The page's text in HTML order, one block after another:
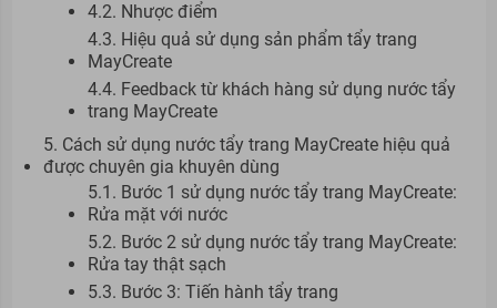
4.2. Nhược điểm
4.3. Hiệu quả sử dụng sản phẩm tẩy trang
MayCreate
4.4. Feedback từ khách hàng sử dụng nước tẩy
trang MayCreate
5. Cách sử dụng nước tẩy trang MayCreate hiệu quả
được chuyên gia khuyên dùng
5.1. Bước 1 sử dụng nước tẩy trang MayCreate:
Rửa mặt với nước
5.2. Bước 2 sử dụng nước tẩy trang MayCreate:
Rửa tay thật sạch
5.3. Bước 3: Tiến hành tẩy trang